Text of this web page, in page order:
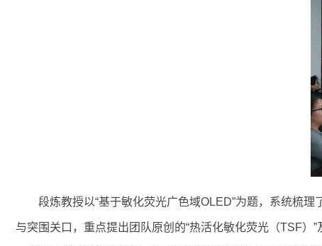
段炼教授以“基于敏化荧光广色域OLED”为题，系统梳
与突围关口，重点提出团队原创的“热活化敏化荧光（TSF